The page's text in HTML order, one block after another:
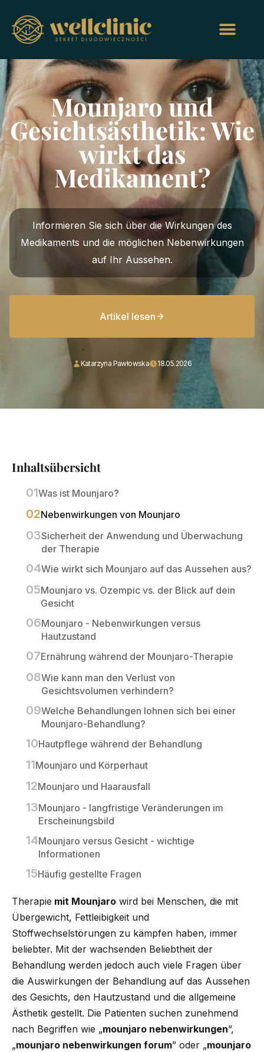
Mounjaro und
Gesichtsästhetik: Wie
wirkt das
Medikament?
Informieren Sie sich über die Wirkungen des
Medikaments und die möglichen Nebenwirkungen
auf Ihr Aussehen.
Artikel lesen
Katarzyna Pawłowska 18.05.2026
Inhaltsübersicht
Was ist Mounjaro?
Nebenwirkungen von Mounjaro
Sicherheit der Anwendung und Überwachung
der Therapie
Wie wirkt sich Mounjaro auf das Aussehen aus?
Mounjaro vs. Ozempic vs. der Blick auf dein
Gesicht
Mounjaro - Nebenwirkungen versus
Hautzustand
Ernährung während der Mounjaro-Therapie
Wie kann man den Verlust von
Gesichtsvolumen verhindern?
Welche Behandlungen lohnen sich bei einer
Mounjaro-Behandlung?
Hautpflege während der Behandlung
Mounjaro und Körperhaut
Mounjaro und Haarausfall
Mounjaro - langfristige Veränderungen im
Erscheinungsbild
Mounjaro versus Gesicht - wichtige
Informationen
Häufig gestellte Fragen
Therapie mit Mounjaro wird bei Menschen, die mit
Übergewicht, Fettleibigkeit und
Stoffwechselstörungen zu kämpfen haben, immer
beliebter. Mit der wachsenden Beliebtheit der
Behandlung werden jedoch auch viele Fragen über
die Auswirkungen der Behandlung auf das Aussehen
des Gesichts, den Hautzustand und die allgemeine
Ästhetik gestellt. Die Patienten suchen zunehmend
nach Begriffen wie „mounjaro nebenwirkungen”,
„mounjaro nebenwirkungen forum” oder „mounjaro